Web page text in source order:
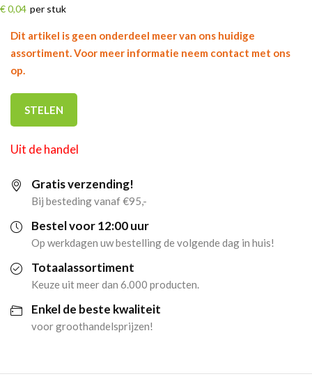
€ 0,04 per stuk
Dit artikel is geen onderdeel meer van ons huidige
assortiment. Voor meer informatie neem contact met ons
op.
STELEN
Uit de handel
Gratis verzending!
Bij besteding vanaf €95,-
Bestel voor 12:00 uur
Op werkdagen uw bestelling de volgende dag in huis!
Totaalassortiment
Keuze uit meer dan 6.000 producten.
Enkel de beste kwaliteit
voor groothandelsprijzen!